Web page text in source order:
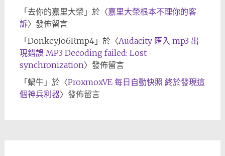
「 去你的嘉里大榮 」於〈嘉里大榮根本不理你的客
訴〉發佈留言
「 DonkeyJo6Rmp4」於〈Audacity 匯入 mp3 出
現錯誤 MP3 Decoding failed: Lost
synchronization〉發佈留言
「 蝸牛」於〈ProxmoxVE 每日自動快照 終於發現這
個神兵利器〉發佈留言